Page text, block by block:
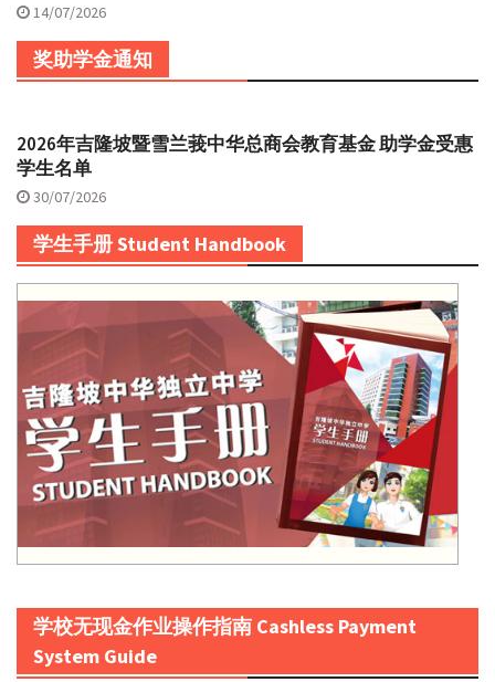
14/07/2026
奖助学金通知
2026年吉隆坡暨雪兰莪中华总商会教育基金 助学金受惠
学生名单
30/07/2026
学生手册 Student Handbook
学校无现金作业操作指南 Cashless Payment
System Guide